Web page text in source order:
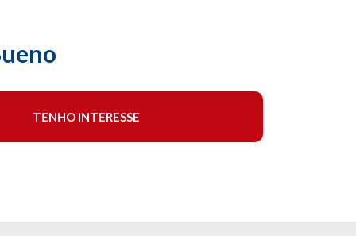
TENHO INTERESSE